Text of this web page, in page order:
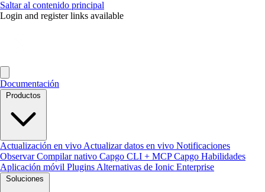
Saltar al contenido principal
Login and register links available
Documentación
Productos
Actualización en vivo Actualizar datos en vivo Notificaciones
ObservarCompilar nativo Capgo CLI + MCPCapgo Habilidades
Aplicación móvil Plugins Alternativas de Ionic Enterprise
Soluciones